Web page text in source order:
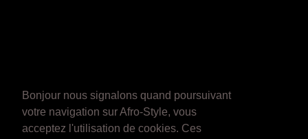
Bonjour nous signalons quand poursuivant
votre navigation sur Afro-Style, vous
acceptez l'utilisation de cookies. Ces